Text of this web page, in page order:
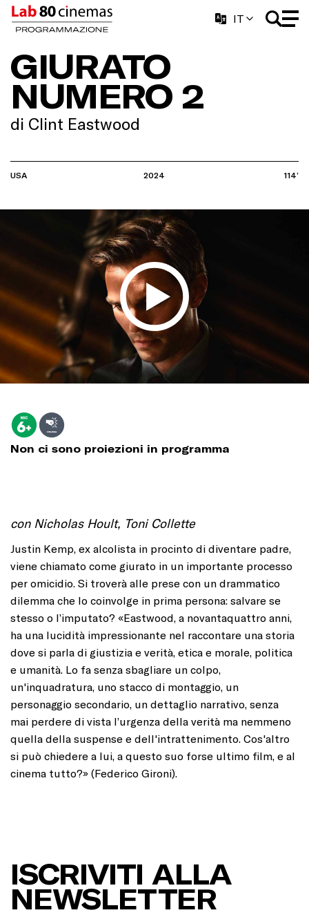
IT
GIURATO
NUMERO 2
di Clint Eastwood
USA 2024 114’
Non ci sono proiezioni in programma
con Nicholas Hoult, Toni Collette
Justin Kemp, ex alcolista in procinto di diventare padre,
viene chiamato come giurato in un importante processo
per omicidio. Si troverà alle prese con un drammatico
dilemma che lo coinvolge in prima persona: salvare se
stesso o l’imputato? «Eastwood, a novantaquattro anni,
ha una lucidità impressionante nel raccontare una storia
dove si parla di giustizia e verità, etica e morale, politica
e umanità. Lo fa senza sbagliare un colpo,
un'inquadratura, uno stacco di montaggio, un
personaggio secondario, un dettaglio narrativo, senza
mai perdere di vista l’urgenza della verità ma nemmeno
quella della suspense e dell'intrattenimento. Cos'altro
si può chiedere a lui, a questo suo forse ultimo film, e al
cinema tutto?» (Federico Gironi).
ISCRIVITI ALLA
NEWSLETTER